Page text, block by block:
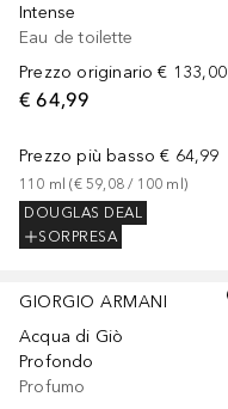
Intense
Eau de toilette
Prezzo originario € 133,00
€ 64,99
Prezzo più basso € 64,99
110 ml (€ 59,08 / 100 ml)
DOUGLAS DEAL
SORPRESA
GIORGIO ARMANI
Acqua di Giò
Profondo
Profumo